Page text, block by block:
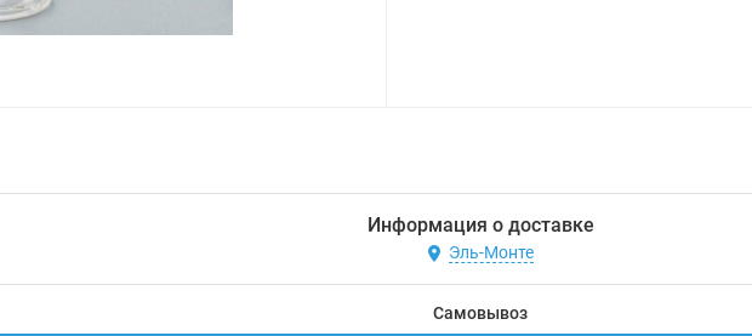
Информация о доставке
Эль-Монте
Самовывоз